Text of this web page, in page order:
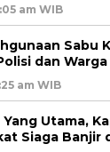
am WIB
Sabu
dan Warga
am WIB
Utama,
Siaga Banjir